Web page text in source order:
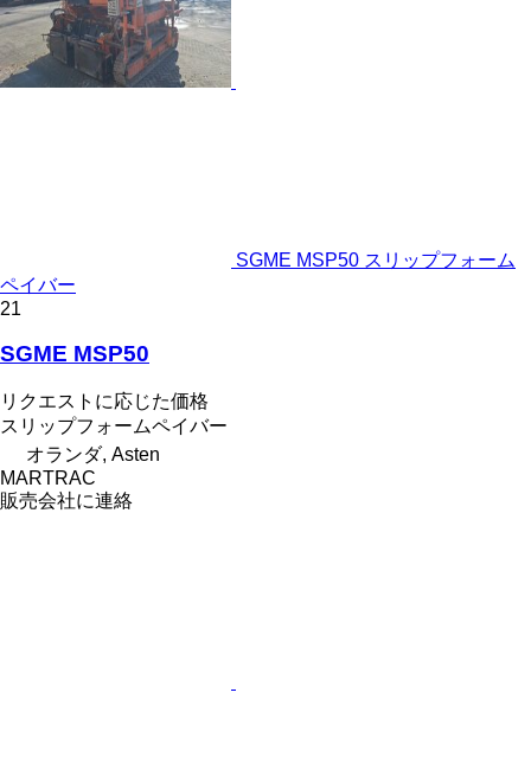
SGME MSP50 スリップフォーム
ペイバー
21
SGME MSP50
リクエストに応じた価格
スリップフォームペイバー
オランダ, Asten
MARTRAC
販売会社に連絡